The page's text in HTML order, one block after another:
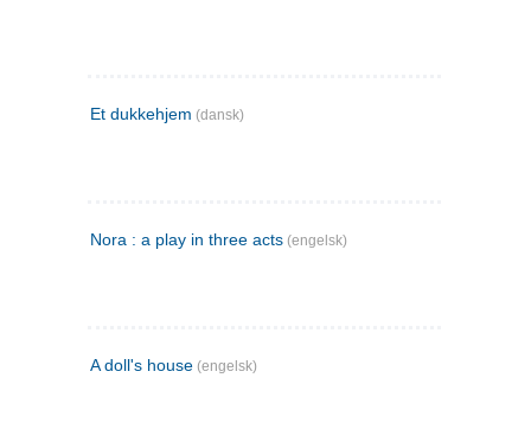
Et dukkehjem (dansk)
Nora : a play in three acts (engelsk)
A doll's house (engelsk)